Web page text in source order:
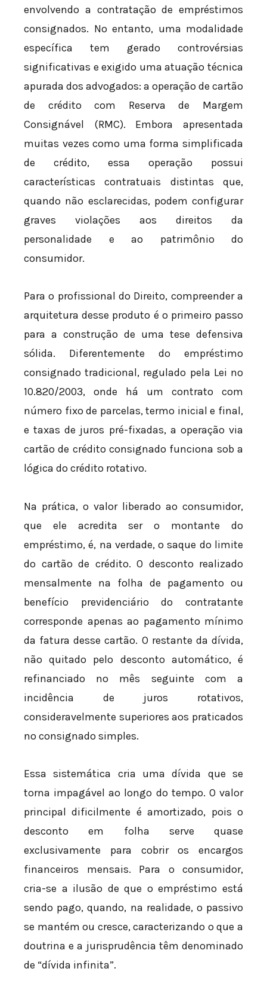
envolvendo a contratação de empréstimos
consignados. No entanto, uma modalidade
específica tem gerado controvérsias
significativas e exigido uma atuação técnica
apurada dos advogados: a operação de cartão
de crédito com Reserva de Margem
Consignável (RMC). Embora apresentada
muitas vezes como uma forma simplificada
de crédito, essa operação possui
características contratuais distintas que,
quando não esclarecidas, podem configurar
graves violações aos direitos da
personalidade e ao patrimônio do
consumidor.
Para o profissional do Direito, compreender a
arquitetura desse produto é o primeiro passo
para a construção de uma tese defensiva
sólida. Diferentemente do empréstimo
consignado tradicional, regulado pela Lei nº
10.820/2003, onde há um contrato com
número fixo de parcelas, termo inicial e final,
e taxas de juros pré-fixadas, a operação via
cartão de crédito consignado funciona sob a
lógica do crédito rotativo.
Na prática, o valor liberado ao consumidor,
que ele acredita ser o montante do
empréstimo, é, na verdade, o saque do limite
do cartão de crédito. O desconto realizado
mensalmente na folha de pagamento ou
benefício previdenciário do contratante
corresponde apenas ao pagamento mínimo
da fatura desse cartão. O restante da dívida,
não quitado pelo desconto automático, é
refinanciado no mês seguinte com a
incidência de juros rotativos,
consideravelmente superiores aos praticados
no consignado simples.
Essa sistemática cria uma dívida que se
torna impagável ao longo do tempo. O valor
principal dificilmente é amortizado, pois o
desconto em folha serve quase
exclusivamente para cobrir os encargos
financeiros mensais. Para o consumidor,
cria-se a ilusão de que o empréstimo está
sendo pago, quando, na realidade, o passivo
se mantém ou cresce, caracterizando o que a
doutrina e a jurisprudência têm denominado
de “dívida infinita”.